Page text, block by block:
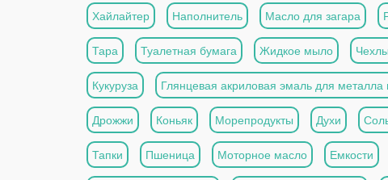
Хайлайтер Наполнитель Масло для загара
Тара Туалетная бумага Жидкое мыло Чехлы
Кукуруза Глянцевая акриловая эмаль для металла
Дрожжи Коньяк Морепродукты Духи
Тапки Пшеница Моторное масло Емкости